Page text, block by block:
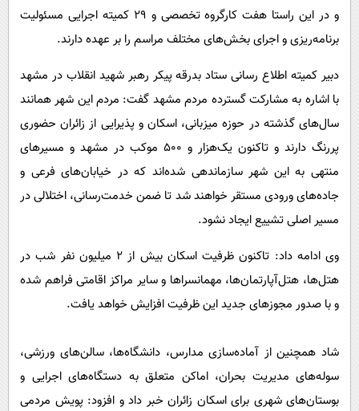
و در این راستا هفت کارگروه تخصصی و ۲۹ کمیته اجرایی مسئولیت
برنامه‌ریزی و اجرای بخش‌های مختلف مراسم را بر عهده دارند.
دبیر کمیته اطلاع رسانی ستاد بدرقه پیکر رهبر شهید انقلاب در مشهد
با اشاره به مشارکت گسترده مردم مشهد گفت: مردم این شهر همانند
سال‌های گذشته در حوزه میزبانی، اسکان و پذیرایی از زائران حضوری
پررنگ دارند و تاکنون یک‌هزار و ۵۰۰ موکب در مشهد و مسیرهای
منتهی به این شهر سازماندهی شده‌اند که در خیابان‌های فرعی و
جاده‌های ورودی مستقر خواهند شد تا ضمن خدمت‌رسانی، اختلالی در
مسیر اصلی تشییع ایجاد نشود.
وی ادامه داد: تاکنون ظرفیت اسکان بیش از ۲ میلیون نفر شب در
هتل‌ها، هتل‌آپارتمان‌ها، مهمانسراها و سایر مراکز اقامتی فراهم شده
و با صدور مجوزهای جدید این ظرفیت افزایش خواهد یافت.
شاد همچنین از آماده‌سازی مدارس، دانشگاه‌ها، سالن‌های ورزشی،
سوله‌های مدیریت بحران، اماکن متعلق به دستگاه‌های اجرایی و
بوستان‌های شهری برای اسکان زائران خبر داد و افزود: پویش مردمی